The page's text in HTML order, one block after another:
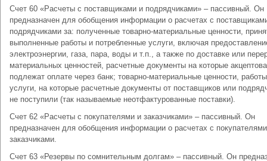
Счет 60 «Расчеты с поставщиками и подрядчиками» – пассивный. Он
предназначен для обобщения информации о расчетах с
подрядчиками за: полученные товарно-материальные ценности,
выполненные работы и потребленные услуги, включая
электроэнергии, газа, пара, воды и т.п., а также по доставке или
материальных ценностей, расчетные документы на которые
подлежат оплате через банк; товарно-материальные ценности,
услуги, на которые расчетные документы от поставщиков или
не поступили (так называемые неотфактурованные поставки).
Счет 62 «Расчеты с покупателями и заказчиками» – пассивный. Он
предназначен для обобщения информации о расчетах с
заказчиками.
Счет 63 «Резервы по сомнительным долгам» – пассивный. Он